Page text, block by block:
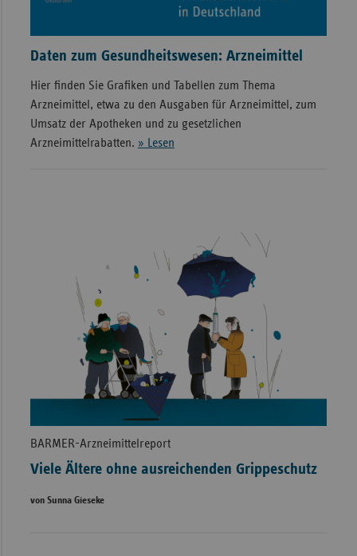
Daten zum Gesundheitswesen: Arzneimittel
Hier finden Sie Grafiken und Tabellen zum Thema
Arzneimittel, etwa zu den Ausgaben für Arzneimittel, zum
Umsatz der Apotheken und zu gesetzlichen
Arzneimittelrabatten. » Lesen
BARMER-Arzneimittelreport
Viele Ältere ohne ausreichenden Grippeschutz
von Sunna Gieseke